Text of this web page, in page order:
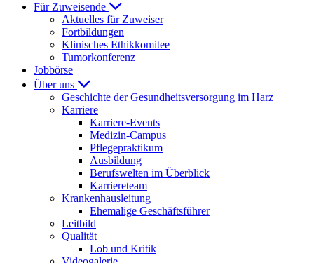
Für Zuweisende
Aktuelles für Zuweiser
Fortbildungen
Klinisches Ethikkomitee
Tumorkonferenz
Jobbörse
Über uns
Geschichte der Gesundheitsversorgung im Harz
Karriere
Karriere-Events
Medizin-Campus
Pflegepraktikum
Ausbildung
Berufswelten im Überblick
Karriereteam
Krankenhausleitung
Ehemalige Geschäftsführer
Leitbild
Qualität
Lob und Kritik